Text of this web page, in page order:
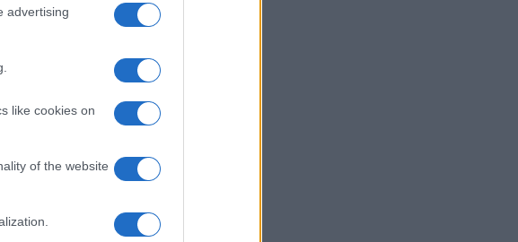
advertising
like cookies on
of the website
3.5k